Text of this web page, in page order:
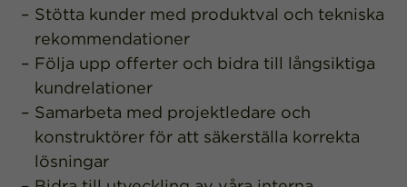
Stötta kunder med produktval och tekniska
rekommendationer
Följa upp offerter och bidra till långsiktiga
kundrelationer
Samarbeta med projektledare och
konstruktörer för att säkerställa korrekta
lösningar
dessa
funktionalitet
hemsidan.
Marknadsföring